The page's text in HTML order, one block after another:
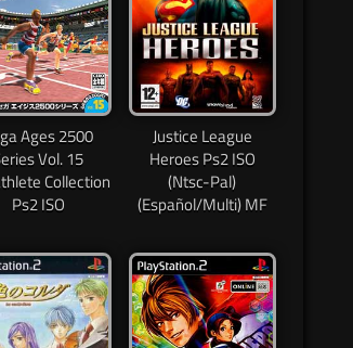
Ages 2500
Vol. 15
Collection
Ps2 ISO
Justice League
Heroes Ps2 ISO
(Ntsc-Pal)
(Español/Multi) MF